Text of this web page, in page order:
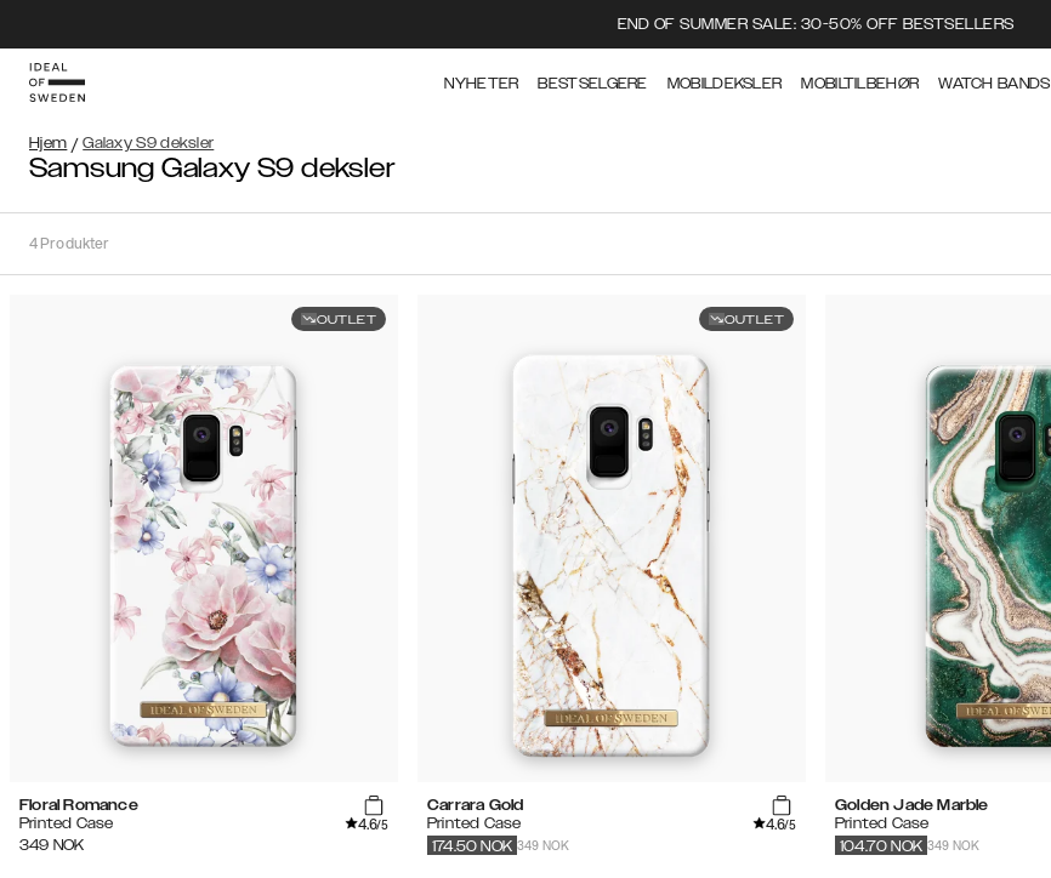
END OF SUMMER SALE: 30-50% OFF BESTSELLERS
NYHETER BESTSELGERE MOBILDEKSLER MOBILTILBEHØR WATCH BANDS
Hjem / Galaxy S9 deksler
Samsung Galaxy S9 deksler
4Produkter
Anbefalte
Sekundær farge
OUTLET
Floral Romance
Printed Case
4.6/5
349 NOK
OUTLET
Carrara Gold
Printed Case
4.6/5
349 NOK
174.50 NOK
Golden Jade Marble
Printed Case
349 NOK
104.70 NOK